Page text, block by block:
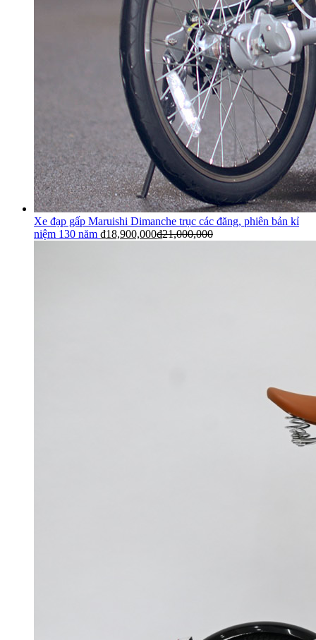
Xe đạp gấp Maruishi Dimanche trục các đăng, phiên bản kỉ
niệm 130 năm ₫18,900,000₫21,000,000